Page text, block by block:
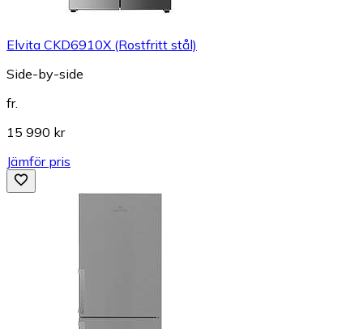
Elvita CKD6910X (Rostfritt stål)
Side-by-side
fr.
15 990 kr
Jämför pris